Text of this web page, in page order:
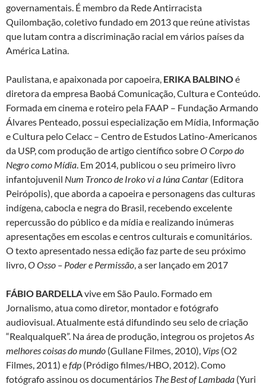
governamentais. É membro da Rede Antirracista
Quilombação, coletivo fundado em 2013 que reúne ativistas
que lutam contra a discriminação racial em vários países da
América Latina.
Paulistana, e apaixonada por capoeira, ERIKA BALBINOé
diretora da empresa Baobá Comunicação, Cultura e Conteúdo.
Formada em cinema e roteiro pela FAAP – Fundação Armando
Álvares Penteado, possui especialização em Mídia, Informação
e Cultura pelo Celacc – Centro de Estudos Latino-Americanos
da USP, com produção de artigo científico sobreO Corpo do
Negro como Mídia. Em 2014, publicou o seu primeiro livro
infantojuvenil Num Tronco de Iroko vi a Iúna Cantar (Editora
Peirópolis), que aborda a capoeira e personagens das culturas
indígena, cabocla e negra do Brasil, recebendo excelente
repercussão do público e da mídia e realizando inúmeras
apresentações em escolas e centros culturais e comunitários.
O texto apresentado nessa edição faz parte de seu próximo
livro,O Osso – Poder e Permissão, a ser lançado em 2017
FÁBIO BARDELLAvive em São Paulo. Formado em
Jornalismo, atua como diretor, montador e fotógrafo
audiovisual. Atualmente está difundindo seu selo de criação
“RealqualqueR”. Na área de produção, integrou os projetosAs
melhores coisas do mundo (Gullane Filmes, 2010), Vips (O2
Filmes, 2011) efdp (Pródigo filmes/HBO, 2012). Como
fotógrafo assinou os documentários The Best of Lambada (Yuri